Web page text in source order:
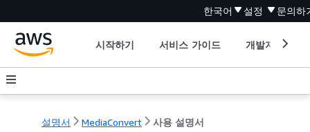
한국어 설정 문의하
시작하기 서비스 가이드 개발자 도구
설명서 MediaConvert 사용 설명서